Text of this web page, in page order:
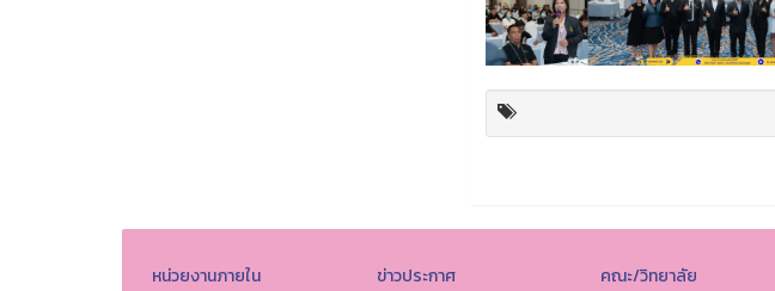
หน่วยงานภายใน ข่าวประกาศ คณะ/วิทยาลัย